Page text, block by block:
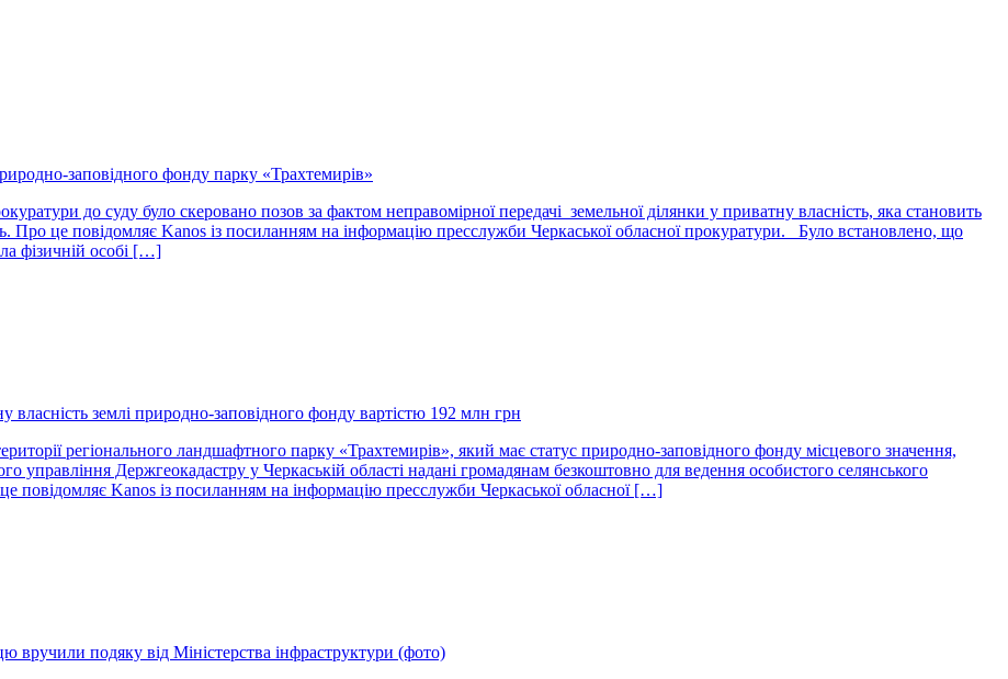
заповідного фонду парку «Трахтемирів»
до суду було скеровано позов за фактом неправомірної передачі земельної ділянки у приватну власність, яка становить
Про це повідомляє Kanos із посиланням на інформацію пресслужби Черкаської обласної прокуратури. Було встановлено, що
фізичній особі […]
землі природно-заповідного фонду вартістю 192 млн грн
регіонального ландшафтного парку «Трахтемирів», який має статус природно-заповідного фонду місцевого значення,
управління Держгеокадастру у Черкаській області надані громадянам безкоштовно для ведення особистого селянського
повідомляє Kanos із посиланням на інформацію пресслужби Черкаської обласної […]
вручили подяку від Міністерства інфраструктури (фото)